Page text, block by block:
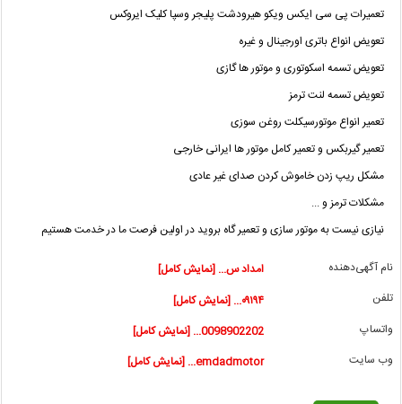
تعمیرات پی سی ایکس ویکو هیرودشت پلیجر ‌وسپا کلیک ایروکس ‌
تعویض انواع باتری اورجینال و غیره
تعویض تسمه اسکوتوری و موتور ها گازی ‌
تعویض تسمه لنت ترمز ‌
تعمیر انواع موتورسیکلت روغن سوزی
تعمیر گیربکس و تعمیر کامل موتور ها ایرانی خارجی ‌
مشکل ریپ زدن خاموش کردن صدای غیر عادی ‌
مشکلات ترمز و ...
نیازی نیست به موتور سازی و تعمیر گاه بروید در اولین فرصت ما در خدمت هستیم ‌
نام آگهی‌دهنده
امداد س... [نمایش کامل]
تلفن
۰۹۱۹۴... [نمایش کامل]
واتساپ
0098902202... [نمایش کامل]
وب سایت
emdadmotor... [نمایش کامل]